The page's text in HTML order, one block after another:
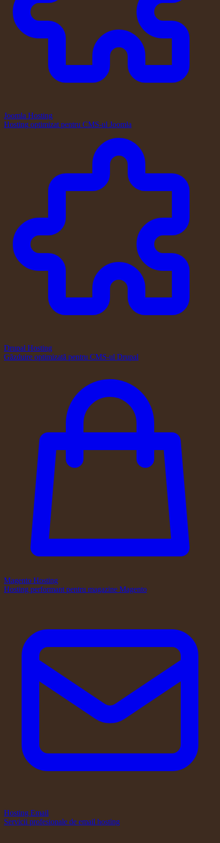
Joomla Hosting
Hosting optimizat pentru CMS-ul Joomla
Drupal Hosting
Găzduire optimizată pentru CMS-ul Drupal
Magento Hosting
Hosting performant pentru magazine Magento
Hosting Email
Servicii profesionale de email hosting